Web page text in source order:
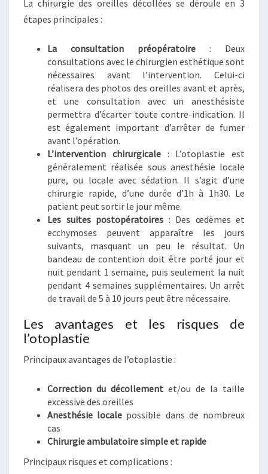
La chirurgie des oreilles décollées se déroule en 3
étapes principales :
La consultation préopératoire : Deux
consultations avec le chirurgien esthétique sont
nécessaires avant l’intervention. Celui-ci
réalisera des photos des oreilles avant et après,
et une consultation avec un anesthésiste
permettra d’écarter toute contre-indication. Il
est également important d’arrêter de fumer
avant l’opération.
L’intervention chirurgicale: L’otoplastie est
généralement réalisée sous anesthésie locale
pure, ou locale avec sédation. Il s’agit d’une
chirurgie rapide, d’une durée d’1h à 1h30. Le
patient peut sortir le jour même.
Les suites postopératoires : Des œdèmes et
ecchymoses peuvent apparaître les jours
suivants, masquant un peu le résultat. Un
bandeau de contention doit être porté jour et
nuit pendant 1 semaine, puis seulement la nuit
pendant 4 semaines supplémentaires. Un arrêt
de travail de 5 à 10 jours peut être nécessaire.
Les avantages et les risques de
l’otoplastie
Principaux avantages de l’otoplastie :
Correction du décollement et/ou de la taille
excessive des oreilles
Anesthésie locale possible dans de nombreux
cas
Chirurgie ambulatoire simple et rapide
Principaux risques et complications :